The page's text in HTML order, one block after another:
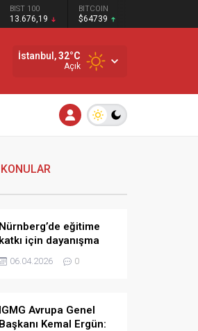
BIST 100
13.676,19
BITCOIN
$64739
İstanbul,32°C
Açık
Nürnberg’de eğitime
katkı için dayanışma
06.04.2026 0
IGMG Avrupa Genel
Başkanı Kemal Ergün: